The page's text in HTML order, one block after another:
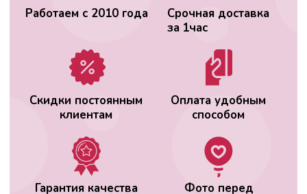
ВАС МОЖЕТ
ЗАИНТЕРЕСОВАТЬ